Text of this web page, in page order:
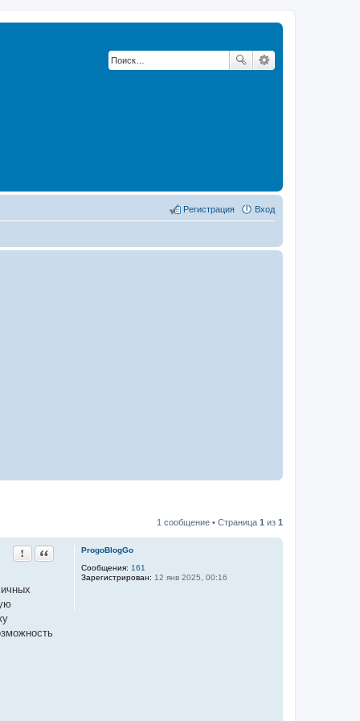
Вход
Регистрация
1 сообщение • Страница 1 из 1
ProgoBlogGo
Сообщения: 161
Зарегистрирован: 12 янв 2025, 00:16
Пожаловаться на это сообщение
Цитата